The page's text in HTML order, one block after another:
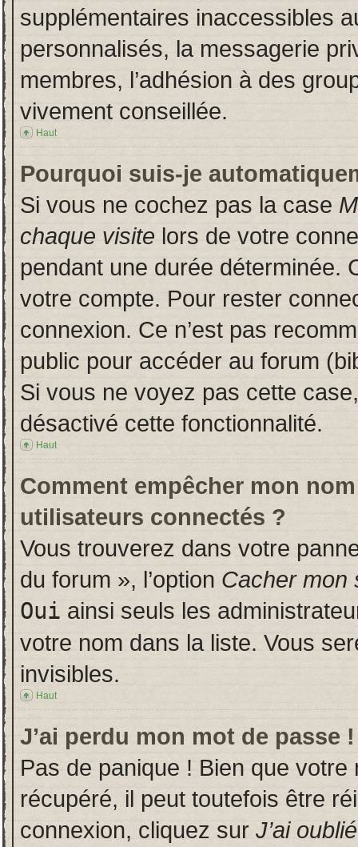
supplémentaires inaccessibles
personnalisés, la messagerie
membres, l’adhésion à des
vivement conseillée.
Haut
Pourquoi suis-je
Si vous ne cochez pas la case
chaque visite lors de votre
pendant une durée déterminée.
votre compte. Pour rester
connexion. Ce n’est pas
public pour accéder au forum
Si vous ne voyez pas cette
désactivé cette fonctionnalité.
Haut
Comment empêcher mon
utilisateurs connectés ?
Vous trouverez dans votre
du forum », l’option Cacher mon
Oui ainsi seuls les
votre nom dans la liste. Vous
invisibles.
Haut
J’ai perdu mon mot de passe !
Pas de panique ! Bien que
récupéré, il peut toutefois être
connexion, cliquez sur J’ai